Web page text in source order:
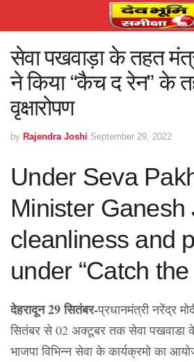
सेवा पखवाड़ा के तहत
ने किया “कैच द रेन” के
वृक्षारोपण
by Rajendra Joshi September 29, 2022
Under Seva
Minister Ganesh
cleanliness and
under “Catch the
देहरादून 29 सितंबर-प्रधानमंत्री नरेंद्र
सितंबर से 02 अक्टूबर तक सेवा पखवाडा
भाजपा विभिन्न सेवा के कार्यक्रमो का